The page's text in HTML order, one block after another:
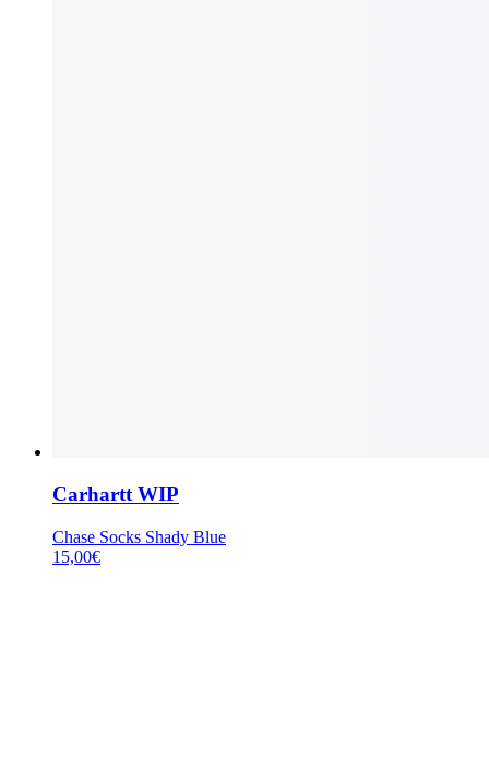
Carhartt WIP
Chase Socks Shady Blue
15,00€